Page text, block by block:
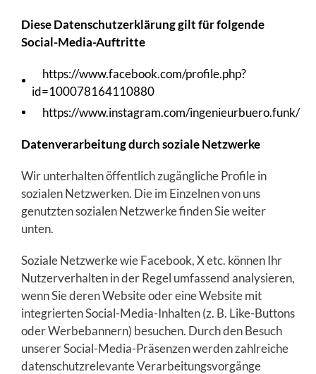
Diese Datenschutzerklärung gilt für folgende
Social-Media-Auftritte
https://www.facebook.com/profile.php?
id=100078164110880
https://www.instagram.com/ingenieurbuero.funk/
Datenverarbeitung durch soziale Netzwerke
Wir unterhalten öffentlich zugängliche Profile in
sozialen Netzwerken. Die im Einzelnen von uns
genutzten sozialen Netzwerke finden Sie weiter
unten.
Soziale Netzwerke wie Facebook, X etc. können Ihr
Nutzerverhalten in der Regel umfassend analysieren,
wenn Sie deren Website oder eine Website mit
integrierten Social-Media-Inhalten (z. B. Like-Buttons
oder Werbebannern) besuchen. Durch den Besuch
unserer Social-Media-Präsenzen werden zahlreiche
datenschutzrelevante Verarbeitungsvorgänge